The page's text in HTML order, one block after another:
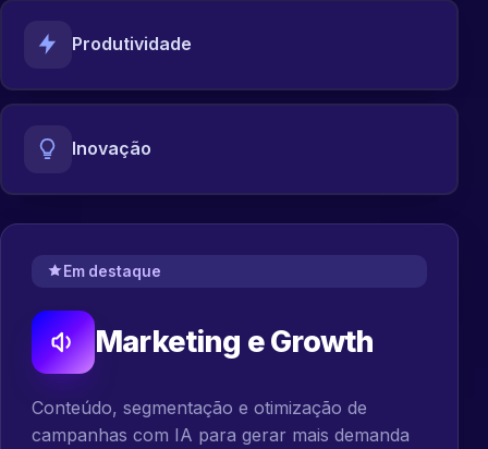
Produtividade
Inovação
Em destaque
Marketing e Growth
Conteúdo, segmentação e otimização de
campanhas com IA para gerar mais demanda